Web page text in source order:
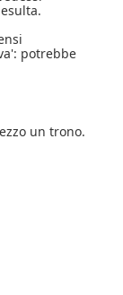
potrebbe
un trono.